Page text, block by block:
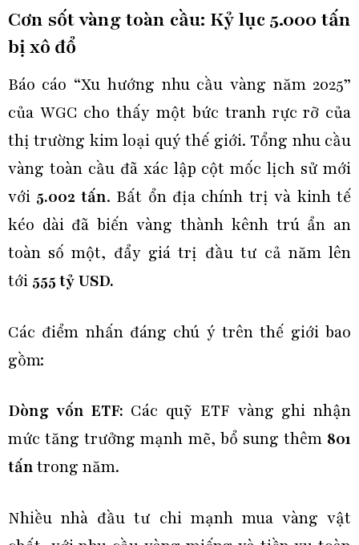
Cơn sốt vàng toàn cầu: Kỷ lục 5.000 tấn
bị xô đổ
Báo cáo “Xu hướng nhu cầu vàng năm 2025”
của WGC cho thấy một bức tranh rực rỡ của
thị trường kim loại quý thế giới. Tổng nhu cầu
vàng toàn cầu đã xác lập cột mốc lịch sử mới
với 5.002 tấn. Bất ổn địa chính trị và kinh tế
kéo dài đã biến vàng thành kênh trú ẩn an
toàn số một, đẩy giá trị đầu tư cả năm lên
tới 555 tỷ USD.
Các điểm nhấn đáng chú ý trên thế giới bao
gồm:
Dòng vốn ETF: Các quỹ ETF vàng ghi nhận
mức tăng trưởng mạnh mẽ, bổ sung thêm 801
tấntrong năm.
Nhiều nhà đầu tư chi mạnh mua vàng vật